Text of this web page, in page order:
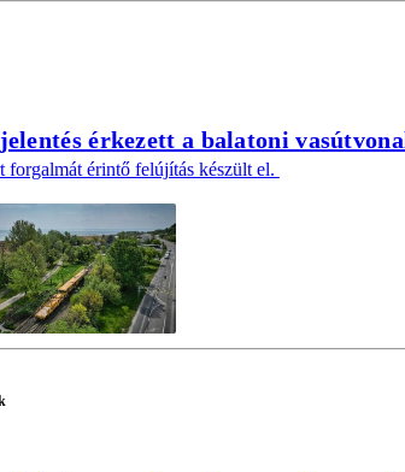
érkezett a balatoni
forgalmát érintő felújítás készült el.